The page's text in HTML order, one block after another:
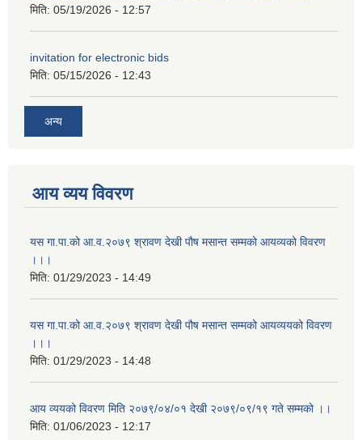
मिति: 05/19/2026 - 12:57
invitation for electronic bids
मिति: 05/15/2026 - 12:43
अन्य
आय व्यय विवरण
यस गा.पा.को आ.व.२०७९ श्रावण देखी पौष मसान्त सम्मको आयव्यको विवरण
।।।
मिति: 01/29/2023 - 14:49
यस गा.पा.को आ.व.२०७९ श्रावण देखी पौष मसान्त सम्मको आयव्ययको विवरण
।।।
मिति: 01/29/2023 - 14:48
आय व्ययको विवरण मिति २०७९/०४/०१ देखी २०७९/०९/१९ गते सम्मको ।।
मिति: 01/06/2023 - 12:17